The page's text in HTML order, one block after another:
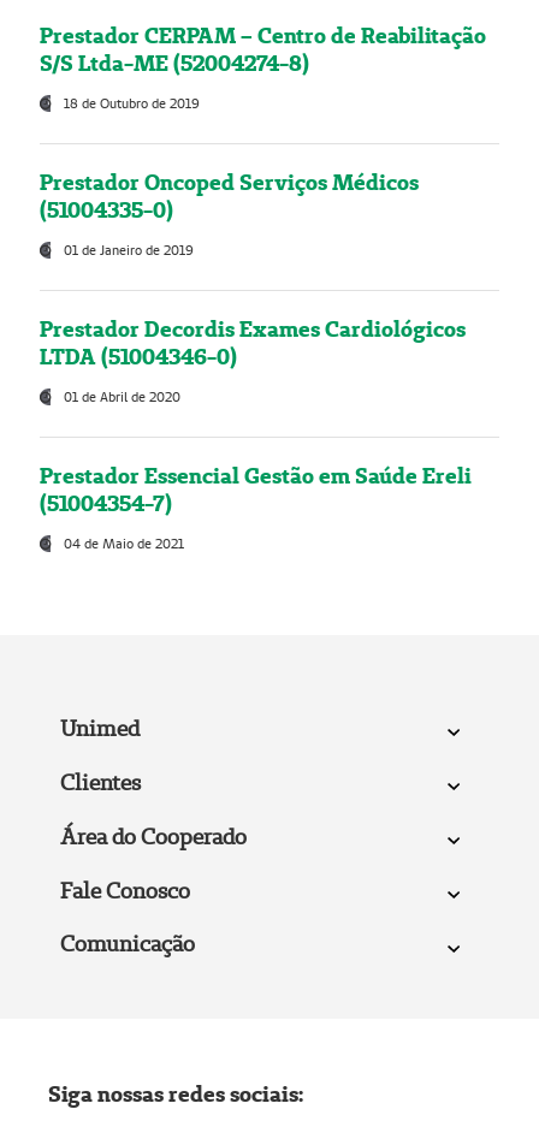
Prestador CERPAM – Centro de Reabilitação
S/S Ltda-ME (52004274-8)
18 de Outubro de 2019
Prestador Oncoped Serviços Médicos
(51004335-0)
01 de Janeiro de 2019
Prestador Decordis Exames Cardiológicos
LTDA (51004346-0)
01 de Abril de 2020
Prestador Essencial Gestão em Saúde Ereli
(51004354-7)
04 de Maio de 2021
Unimed
Clientes
Área do Cooperado
Fale Conosco
Comunicação
Siga nossas redes sociais: